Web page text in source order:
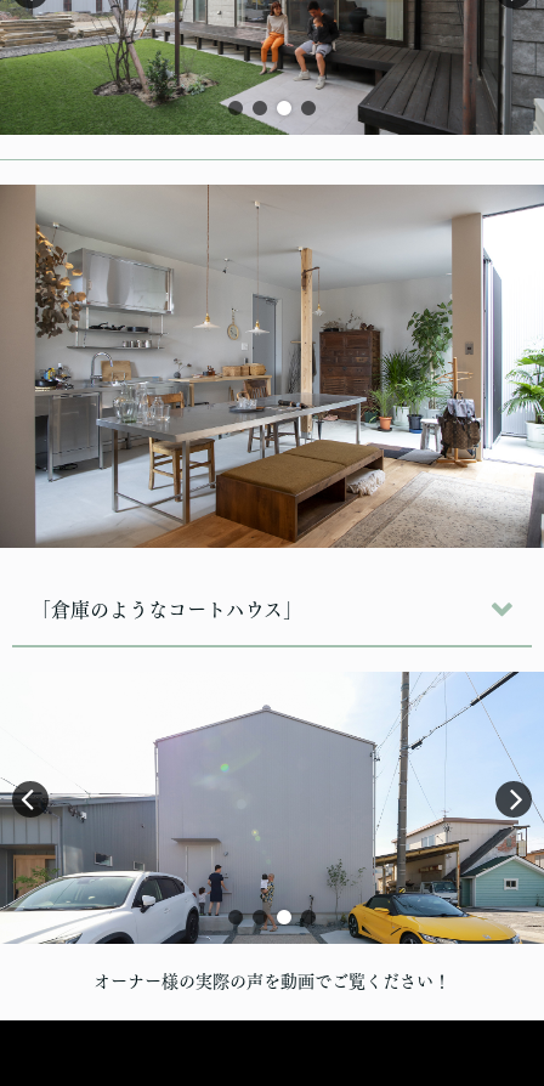
「倉庫のようなコートハウス」
オーナー様の実際の声を動画でご覧ください！